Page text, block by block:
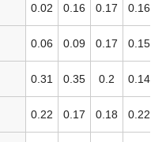
0.02 0.16 0.17 0.16
0.06 0.09 0.17 0.15
0.31 0.35 0.2 0.14
0.22 0.17 0.18 0.22